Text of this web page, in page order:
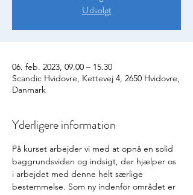
Udsolgt
06. feb. 2023, 09.00 – 15.30
Scandic Hvidovre, Kettevej 4, 2650 Hvidovre,
Danmark
Yderligere information
På kurset arbejder vi med at opnå en solid
baggrundsviden og indsigt, der hjælper os
i arbejdet med denne helt særlige
bestemmelse. Som ny indenfor området er